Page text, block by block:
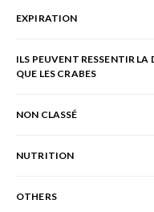
EXPIRATION
ILS PEUVENT RESSENTIR
QUE LES CRABES
NON CLASSÉ
NUTRITION
OTHERS